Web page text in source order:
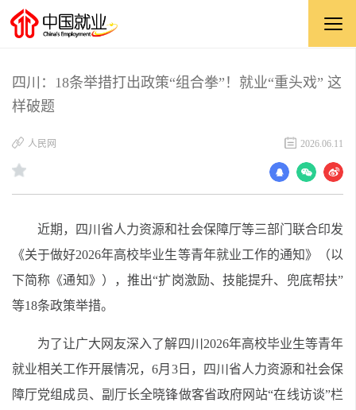
四川：18条举措打出政策“组合拳”！就业“重头戏” 这
样破题
​人民网 2026.06.11
近期，四川省人力资源和社会保障厅等三部门联合印发
《关于做好2026年高校毕业生等青年就业工作的通知》（以
下简称《通知》），推出“扩岗激励、技能提升、兜底帮扶”
等18条政策举措。
为了让广大网友深入了解四川2026年高校毕业生等青年
就业相关工作开展情况，6月3日，四川省人力资源和社会保
障厅党组成员、副厅长全晓锋做客省政府网站“在线访谈”栏